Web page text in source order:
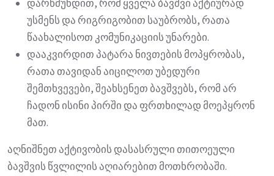
დარწმუნდით, რომ ყველა ბავშვი აქტიურად
უსმენს და რიგრიგობით საუბრობს, რათა
წაახალისოთ კომუნიკაციის უნარები.
დააკვირდით პატარა ნივთების მოპყრობას,
რათა თავიდან აიცილოთ უბედური
შემთხვევები, შეახსენეთ ბავშვებს, რომ არ
ჩადონ ისინი პირში და ფრთხილად მოეპყრონ
მათ.
აღნიშნეთ აქტივობის დასასრული თითოეული
ბავშვის წვლილის აღიარებით მოთხრობაში.